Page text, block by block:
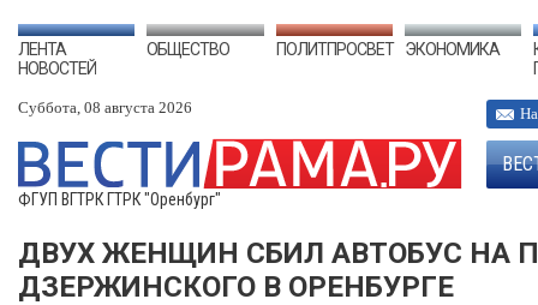
ЛЕНТА
НОВОСТЕЙ
ОБЩЕСТВО ПОЛИТПРОСВЕТ ЭКОНОМИКА
Суббота, 08 августа 2026
ФГУП ВГТРК ГТРК "Оренбург"
ДВУХ ЖЕНЩИН СБИЛ АВТОБУС НА
ДЗЕРЖИНСКОГО В ОРЕНБУРГЕ